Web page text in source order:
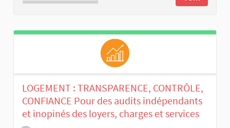
LOGEMENT : TRANSPARENCE, CONTRÔLE,
CONFIANCE Pour des audits indépendants
et inopinés des loyers, charges et services